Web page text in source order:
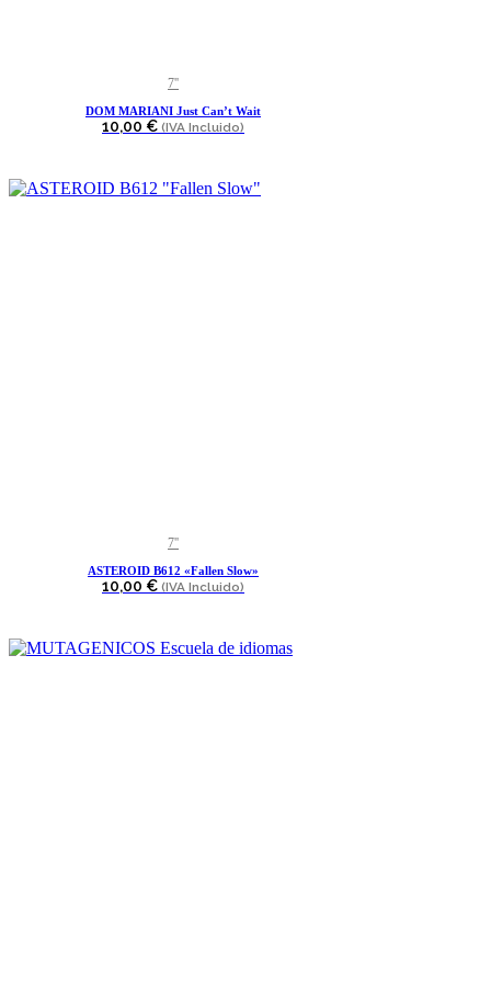
7''
DOM MARIANI Just Can’t Wait
10,00 € (IVA Incluido)
7''
ASTEROID B612 «Fallen Slow»
10,00 € (IVA Incluido)